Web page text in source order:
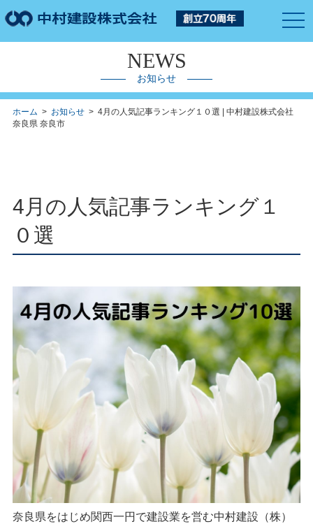
NEWS
お知らせ
ホーム > お知らせ> 4月の人気記事ランキング１０選 | 中村建設株式会社
奈良県 奈良市
4月の人気記事ランキング１
０選
奈良県をはじめ関西一円で建設業を営む中村建設（株）